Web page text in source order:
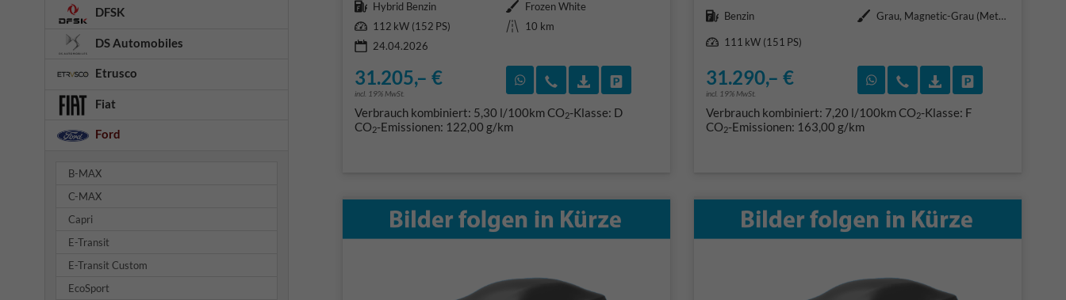
Kraftstoff Hybrid Benzin Außenfarbe Frozen White
Leistung 112 kW (152 PS) Kilometerstand
10 km
24.04.2026
31.205,– €
incl. 19% MwSt.
Rückruf vereinbaren
Wir rufen Sie an
Fahrzeugexposé (PDF)
Fahrzeug parken
Verbrauch kombiniert: 5,30 l/100kmCO2-Klasse: D
CO2-Emissionen: 122,00 g/km
Kraftstoff Benzin Außenfarbe
Grau, Magnetic-Grau (Metallic) (PN4DQ0)
Leistung 111 kW (151 PS)
31.290,– €
incl. 19% MwSt.
Rückruf vereinbaren
Wir rufen Sie an
Fahrzeugexposé
Verbrauch kombiniert: 7,20 l/100kmCO2-Klasse: F
CO2-Emissionen: 163,00 g/km
DFSK
DS Automobiles
Etrusco
Fiat
Ford
B-MAX
C-MAX
Capri
E-Transit
E-Transit Custom
EcoSport